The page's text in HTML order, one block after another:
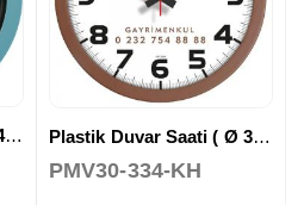
Plastik Duvar Saati ( Ø 40 cm ) Plastik Duvar Saati ( Ø 35 cm )
PMV30-334-KH